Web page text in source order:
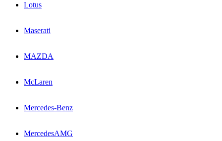
Lotus
Maserati
MAZDA
McLaren
Mercedes-Benz
MercedesAMG